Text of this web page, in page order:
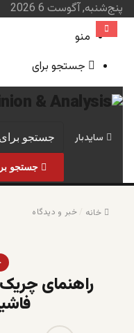
پنج‌شنبه, آگوست 6 2026
منو
جستجو برای
سایدبار
جستجو
خانه خبر و دیدگاه
راهنمای